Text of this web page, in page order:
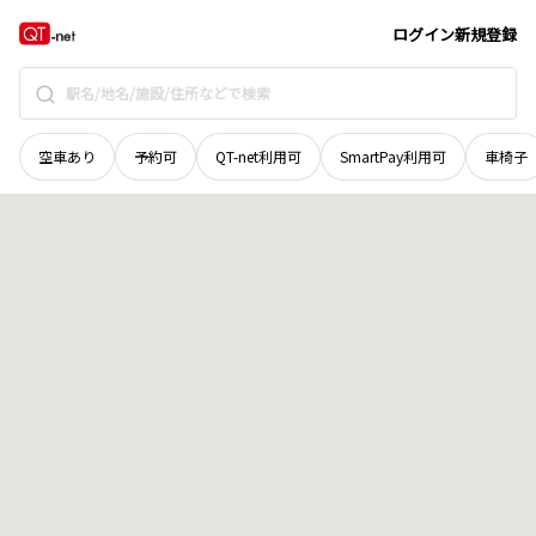
ログイン新規登録
空車あり 予約可 QT-net利用可 SmartPay利用可 車椅子
北海道